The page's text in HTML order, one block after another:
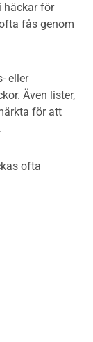
häckar för
fås genom
eller
Även lister,
för att
ofta